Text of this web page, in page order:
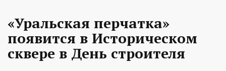
«Уральская перчатка»
появится в Историческом
сквере в День строителя